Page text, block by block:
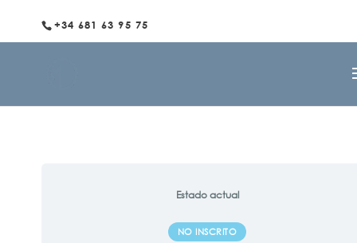
+34 681 63 95 75
Estado actual
NO INSCRITO